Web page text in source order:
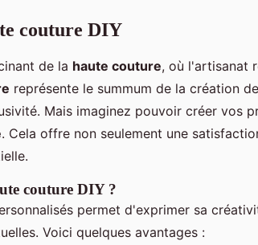
couture DIY
de la haute couture, où l'artisanat
représente le summum de la création
Mais imaginez pouvoir créer vos
. Cela offre non seulement une
couture DIY ?
permet d'exprimer sa
Voici quelques avantages :